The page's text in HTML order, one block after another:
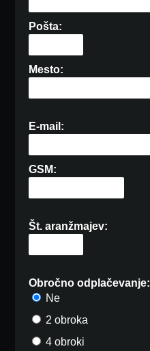
Pošta:
Mesto:
E-mail:
GSM:
Št. aranžmajev:
Obročno odplačevanje:
Ne
2 obroka
4 obroki